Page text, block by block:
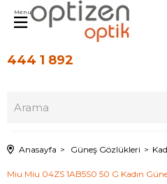
444 1 892
Menu
Anasayfa Güneş Gözlükleri
Miu Miu 04ZS 1AB5S0 50 G Kadın